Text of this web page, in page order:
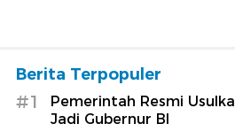
Berita Terpopuler
#1
Pemerintah Resmi
Jadi Gubernur BI